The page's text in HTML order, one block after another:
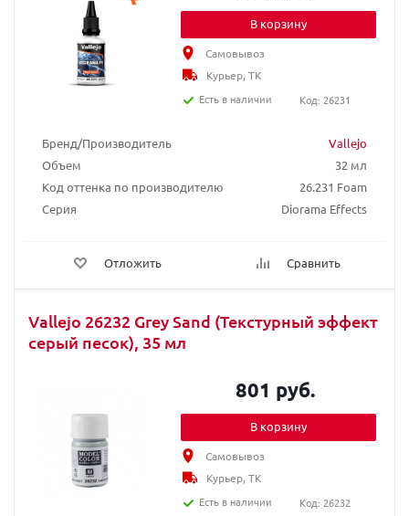
Бренд/Производитель
Vallejo
Объем
32 мл
Код оттенка по производителю
26.231 Foam
Серия
Diorama Effects
Отложить Сравнить
В корзину
Самовывоз
Курьер, ТК
Есть в наличии
Код: 26231
Vallejo 26232 Grey Sand (Текстурный эффект
серый песок), 35 мл
801 руб.
В корзину
Самовывоз
Курьер, ТК
Есть в наличии
Код: 26232